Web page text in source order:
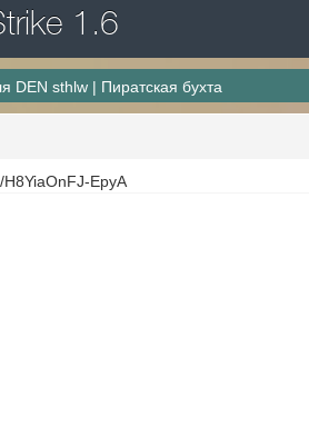
1.6
DEN sthlw | Пиратская бухта
EpyA